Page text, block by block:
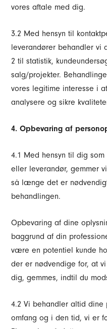
vores aftale med dig.
3.2 Med hensyn til
leverandører behandler vi
2 til statistik,
salg/projekter.
vores legitime interesse i
analysere og sikre
4. Opbevaring af
4.1 Med hensyn til dig
eller leverandør, gemmer
så længe det er
behandlingen.
Opbevaring af dine
baggrund af din
være en potentiel kunde
der er nødvendige for, at
dig, gemmes, indtil du
4.2 Vi behandler altid dine
omfang og i den tid, vi er